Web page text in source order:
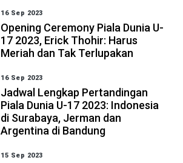
16 Sep 2023
Opening Ceremony Piala Dunia U-
17 2023, Erick Thohir: Harus
Meriah dan Tak Terlupakan
16 Sep 2023
Jadwal Lengkap Pertandingan
Piala Dunia U-17 2023: Indonesia
di Surabaya, Jerman dan
Argentina di Bandung
15 Sep 2023